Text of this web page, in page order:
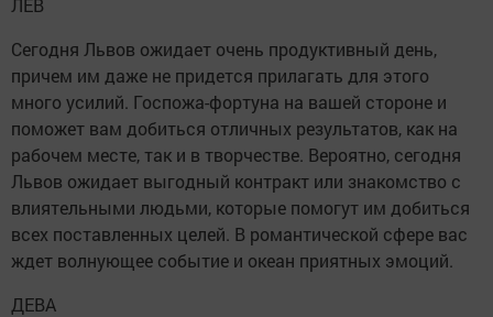
ЛЕВ
Сегодня Львов ожидает очень продуктивный день,
причем им даже не придется прилагать для этого
много усилий. Госпожа-фортуна на вашей стороне и
поможет вам добиться отличных результатов, как на
рабочем месте, так и в творчестве. Вероятно, сегодня
Львов ожидает выгодный контракт или знакомство с
влиятельными людьми, которые помогут им добиться
всех поставленных целей. В романтической сфере вас
ждет волнующее событие и океан приятных эмоций.
ДЕВА